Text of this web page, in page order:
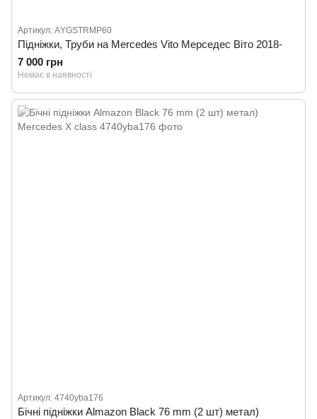
Артикул: АYGSTRMP60
Підніжки, Труби на Mercedes Vito Мерседес Віто 2018-
7 000 грн
Немає в наявності
Артикул: 4740yba176
Бічні підніжки Almazon Black 76 mm (2 шт) метал)